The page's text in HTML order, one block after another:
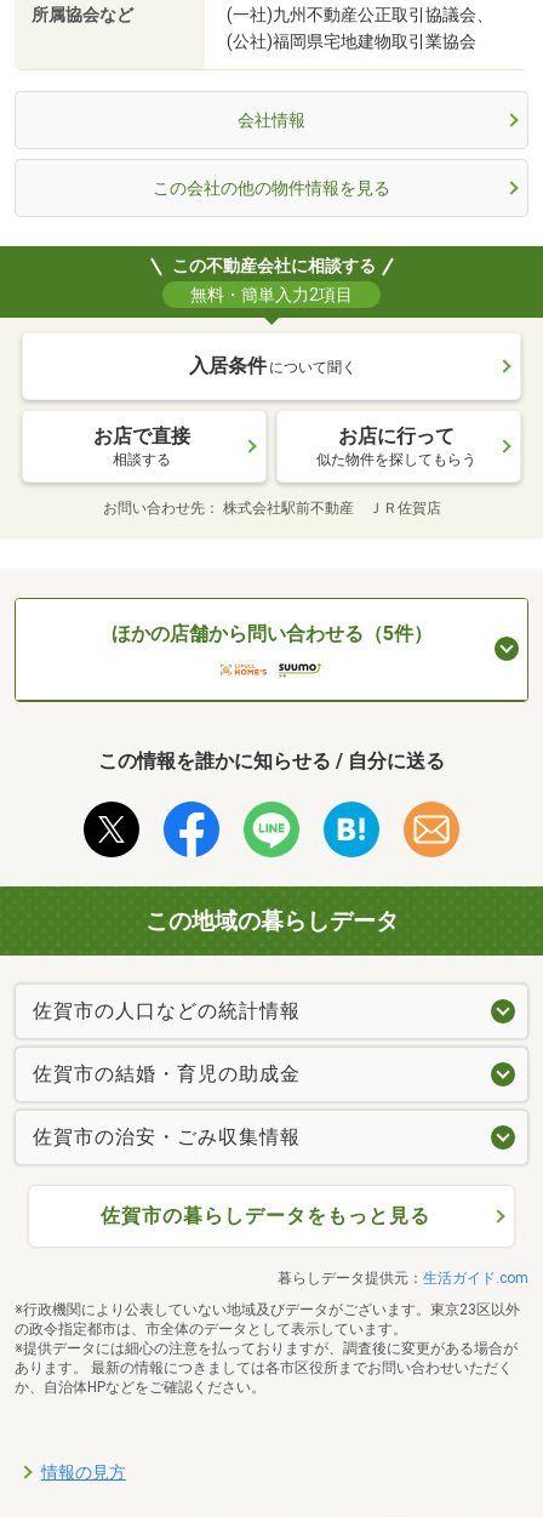
所属協会など
(一社)九州不動産公正取引協議会、
(公社)福岡県宅地建物取引業協会
会社情報
この会社の他の物件情報を見る
この不動産会社に相談する
無料・簡単入力2項目
入居条件 について聞く
お店で直接
相談する
お店に行って
似た物件を探してもらう
お問い合わせ先 株式会社駅前不動産 ＪＲ佐賀店
ほかの店舗から問い合わせる（5件）
この情報を誰かに知らせる / 自分に送る
この地域の暮らしデータ
佐賀市の人口などの統計情報
佐賀市の結婚・育児の助成金
佐賀市の治安・ごみ収集情報
佐賀市の暮らしデータをもっと見る
暮らしデータ提供元： 生活ガイド.com
※行政機関により公表していない地域及びデータがございます。東京23区以外
の政令指定都市は、市全体のデータとして表示しています。
※提供データには細心の注意を払っておりますが、調査後に変更がある場合が
あります。 最新の情報につきましては各市区役所までお問い合わせいただく
か、自治体HPなどをご確認ください。
情報の見方